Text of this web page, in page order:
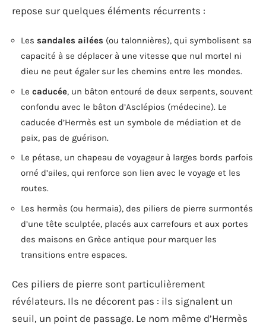
repose sur quelques éléments récurrents :
Les sandales ailées (ou talonnières), qui symbolisent sa
capacité à se déplacer à une vitesse que nul mortel ni
dieu ne peut égaler sur les chemins entre les mondes.
Le caducée, un bâton entouré de deux serpents, souvent
confondu avec le bâton d’Asclépios (médecine). Le
caducée d’Hermès est un symbole de médiation et de
paix, pas de guérison.
Le pétase, un chapeau de voyageur à larges bords parfois
orné d’ailes, qui renforce son lien avec le voyage et les
routes.
Les hermès (ou hermaia), des piliers de pierre surmontés
d’une tête sculptée, placés aux carrefours et aux portes
des maisons en Grèce antique pour marquer les
transitions entre espaces.
Ces piliers de pierre sont particulièrement
révélateurs. Ils ne décorent pas : ils signalent un
seuil, un point de passage. Le nom même d’Hermès